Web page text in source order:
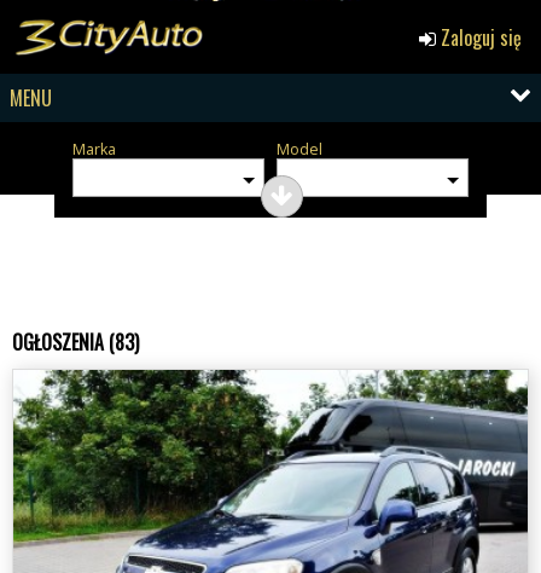
Zaloguj się
MENU
Marka Model
OGŁOSZENIA (83)